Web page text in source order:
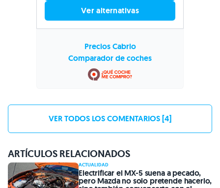
Ver alternativas
Precios Cabrio
Comparador de coches
VER TODOS LOS COMENTARIOS [4]
ARTÍCULOS RELACIONADOS
ACTUALIDAD
Electrificar el MX-5 suena a pecado,
pero Mazda no solo pretende hacerlo,